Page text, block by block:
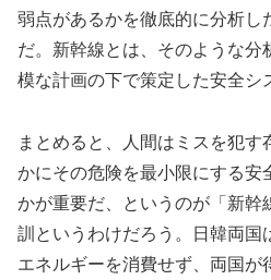
弱点があるかを徹底的に分析し
だ。新幹線とは、そのような分
模な計画の下で策定した安全シ
まとめると、人間はミスを犯す
かにその危険を最小限にする安
かが重要だ、というのが「新幹
訓というわけだろう。日韓両国
エネルギーを消費せず、両国が